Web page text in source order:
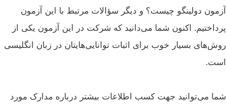
دولینگو چیست؟ و دیگر سؤالات مرتبط با این آزمون
اکنون شما می‌دانید که شرکت در این آزمون یکی از
بسیار خوب برای اثبات توانایی‌هایتان در زبان انگلیسی
می‌توانید جهت کسب اطلاعات بیشتر درباره مدارک مورد